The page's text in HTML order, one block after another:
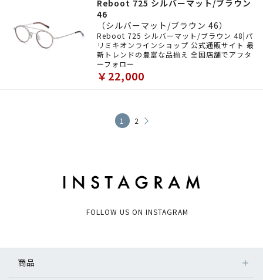
Reboot 725 シルバーマット/ブラウン
46
（シルバーマット/ブラウン 46）
Reboot 725 シルバーマット/ブラウン 48|パ
リミキオンラインショップ 公式通販サイト 最
新トレンドの豊富な品揃え 全国店舗でアフタ
ーフォロー
￥22,000
1 2
FOLLOW US ON INSTAGRAM
商品